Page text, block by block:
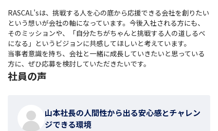
RASCAL'sは、挑戦する人を心の底から応援できる会社を創りたい
という想いが会社の軸になっています。今後入社される方にも、
そのミッションや、「自分たちがちゃんと挑戦する人の道しるべ
になる」というビジョンに共感してほしいと考えています。
当事者意識を持ち、会社と一緒に成長していきたいと思っている
方に、ぜひ応募を検討していただきたいです。
社員の声
山本社長の人間性から出る安心感とチャレン
ジできる環境